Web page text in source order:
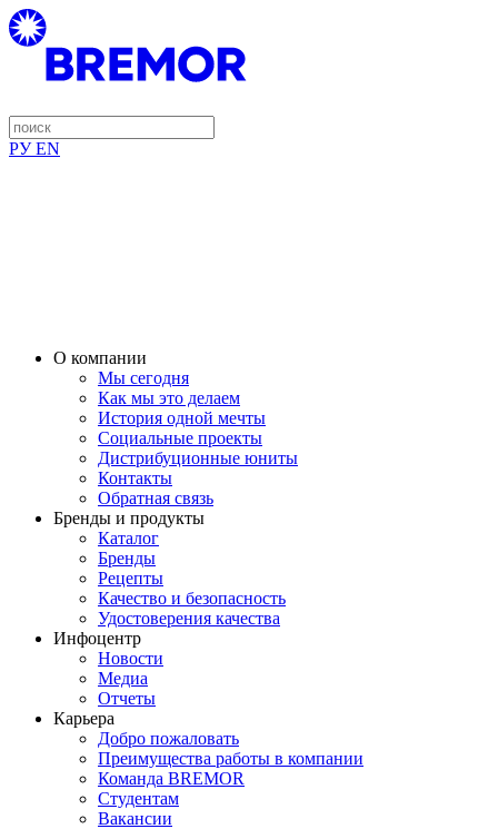
РУ EN
О компании
Мы сегодня
Как мы это делаем
История одной мечты
Социальные проекты
Дистрибуционные юниты
Контакты
Обратная связь
Бренды и продукты
Каталог
Бренды
Рецепты
Качество и безопасность
Удостоверения качества
Инфоцентр
Новости
Медиа
Отчеты
Карьера
Добро пожаловать
Преимущества работы в компании
Команда BREMOR
Студентам
Вакансии